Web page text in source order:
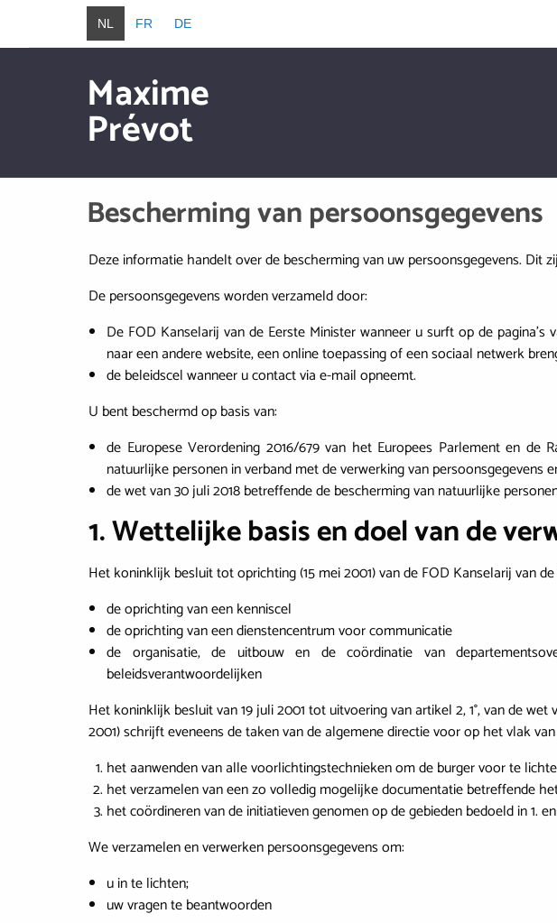
Overslaan en naar de inhoud gaan
NL FR DE
Maxime
Prévot
Bescherming van persoonsgegevens
Deze informatie handelt over de bescherming van uw persoonsgegevens.
De persoonsgegevens worden verzameld door:
De FOD Kanselarij van de Eerste Minister wanneer u surft op de
naar een andere website, een online toepassing of een sociaal netwerk
de beleidscel wanneer u contact via e-mail opneemt.
U bent beschermd op basis van:
de Europese Verordening 2016/679 van het Europees Parlement en
natuurlijke personen in verband met de verwerking van persoonsgegevens
de wet van 30 juli 2018 betreffende de bescherming van natuurlijke
1. Wettelijke basis en doel van de
Het koninklijk besluit tot oprichting (15 mei 2001) van de FOD Kanselarij van
de oprichting van een kenniscel
de oprichting van een dienstencentrum voor communicatie
de organisatie, de uitbouw en de coördinatie van
beleidsverantwoordelijken
Het koninklijk besluit van 19 juli 2001 tot uitvoering van artikel 2, 1°, van de
2001) schrijft eveneens de taken van de algemene directie voor op het vlak
het aanwenden van alle voorlichtingstechnieken om de burger voor te
het verzamelen van een zo volledig mogelijke documentatie betreffende
het coördineren van de initiatieven genomen op de gebieden bedoeld in 1.
We verzamelen en verwerken persoonsgegevens om:
u in te lichten;
uw vragen te beantwoorden